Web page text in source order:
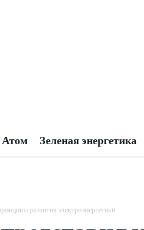
Атом Зеленая энергетика
развития электроэнергетики